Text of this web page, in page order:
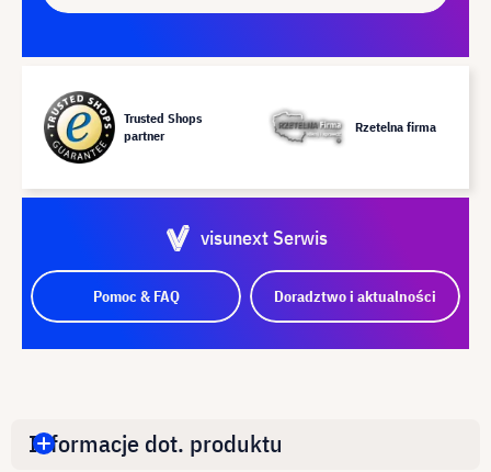
Trusted Shops
partner
Rzetelna firma
visunext Serwis
Pomoc & FAQ Doradztwo i aktualności
Informacje dot. produktu